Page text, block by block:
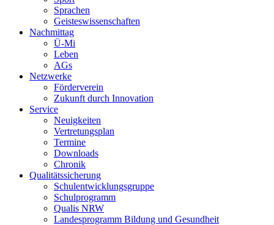
Sprachen
Geisteswissenschaften
Nachmittag
Ü-Mi
Leben
AGs
Netzwerke
Förderverein
Zukunft durch Innovation
Service
Neuigkeiten
Vertretungsplan
Termine
Downloads
Chronik
Qualitätssicherung
Schulentwicklungsgruppe
Schulprogramm
Qualis NRW
Landesprogramm Bildung und Gesundheit